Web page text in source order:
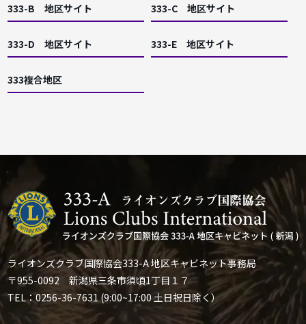
333-B 地区サイト 333-C 地区サイト
333-D 地区サイト 333-E 地区サイト
333複合地区
ライオンズクラブ国際協会333-A 地区キャビネット事務局
〒955-0092 新潟県三条市須頃1丁目１７
TEL：0256-36-7631 (9:00~17:00 土日祝日除く）